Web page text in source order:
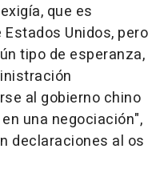
que es
Unidos, pero
tipo de esperanza,
al gobierno chino
una negociación",
declaraciones al os